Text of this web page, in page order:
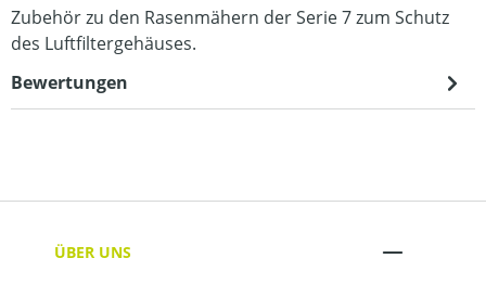
Zubehör zu den Rasenmähern der Serie 7 zum Schutz
des Luftfiltergehäuses.
Bewertungen
ÜBER UNS